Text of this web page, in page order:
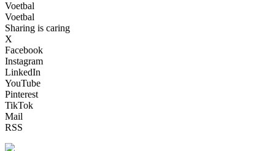
Voetbal
Voetbal
Sharing is caring
X
Facebook
Instagram
LinkedIn
YouTube
Pinterest
TikTok
Mail
RSS